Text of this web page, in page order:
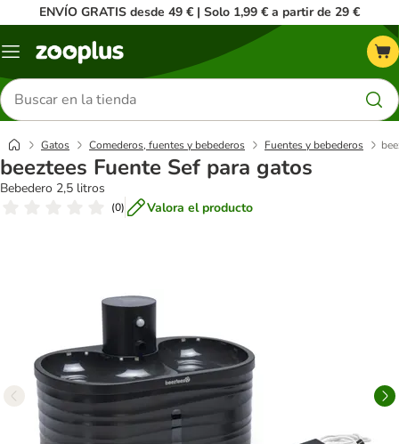
ENVÍO GRATIS desde 49 € | Solo 1,99 € a partir de 29 €
Menú
Buscar
productos
Gatos Comederos, fuentes y bebederos Fuentes y bebederos
beeztees Fuente Sef para gatos
Bebedero 2,5 litros
(0) Valora el producto